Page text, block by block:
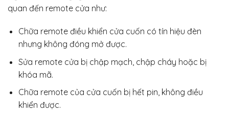
quan đến remote cửa như:
Chữa remote điều khiển cửa cuốn có tín hiệu đèn
nhưng không đóng mở được.
Sửa remote cửa bị chập mạch, chập cháy hoặc bị
khóa mã.
Chữa remote của cửa cuốn bị hết pin, không điều
khiển được.